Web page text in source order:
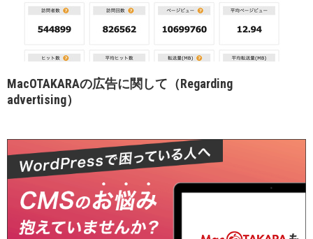
MacOTAKARAの広告に関して（Regarding
advertising）